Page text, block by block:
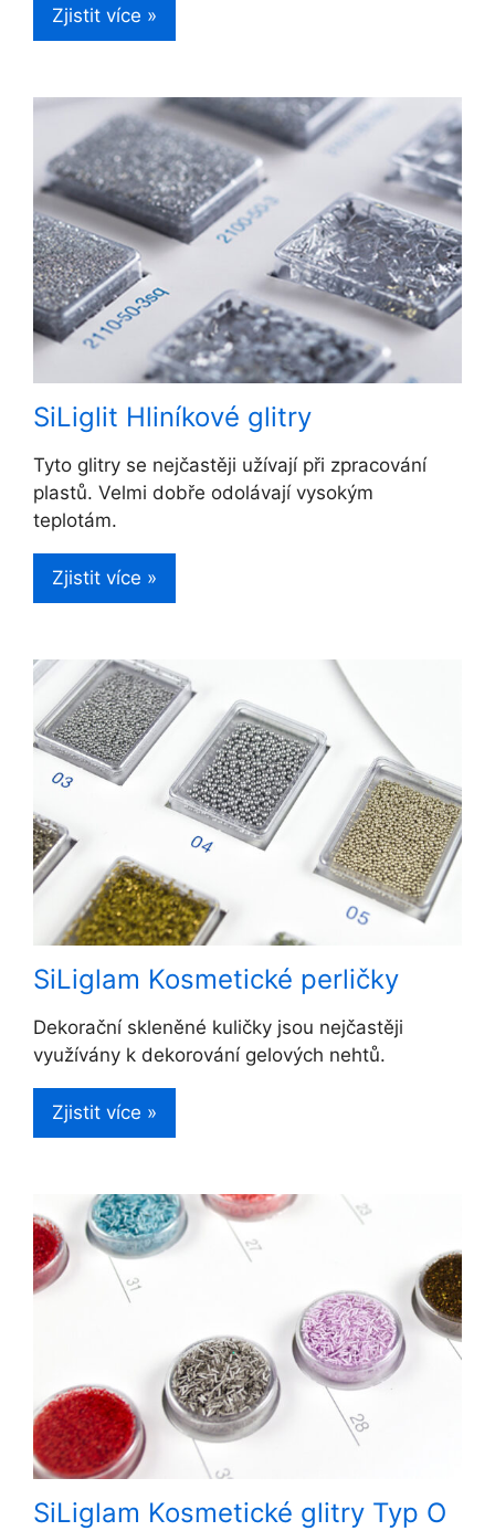
Zjistit více »
SiLiglit Hliníkové glitry
Tyto glitry se nejčastěji užívají při zpracování
plastů. Velmi dobře odolávají vysokým
teplotám.
Zjistit více »
SiLiglam Kosmetické perličky
Dekorační skleněné kuličky jsou nejčastěji
využívány k dekorování gelových nehtů.
Zjistit více »
SiLiglam Kosmetické glitry Typ O